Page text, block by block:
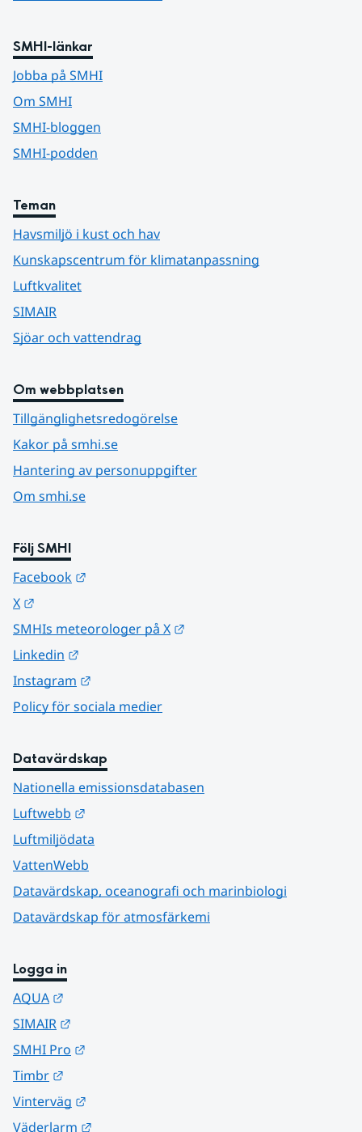
SMHI-länkar
Jobba på SMHI
Om SMHI
SMHI-bloggen
SMHI-podden
Teman
Havsmiljö i kust och hav
Kunskapscentrum för klimatanpassning
Luftkvalitet
SIMAIR
Sjöar och vattendrag
Om webbplatsen
Tillgänglighetsredogörelse
Kakor på smhi.se
Hantering av personuppgifter
Om smhi.se
Följ SMHI
Facebook
X
SMHIs meteorologer på X
Linkedin
Instagram
Policy för sociala medier
Datavärdskap
Nationella emissionsdatabasen
Luftwebb
Luftmiljödata
VattenWebb
Datavärdskap, oceanografi och marinbiologi
Datavärdskap för atmosfärkemi
Logga in
AQUA
SIMAIR
SMHI Pro
Timbr
Vinterväg
Väderlarm